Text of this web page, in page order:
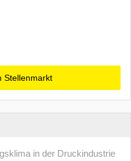
Stellenmarkt
in der Druckindustrie